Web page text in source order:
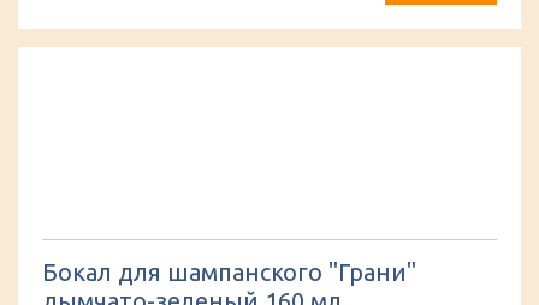
Бокал для шампанского "Грани"